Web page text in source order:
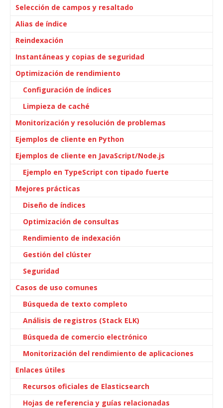
Selección de campos y resaltado
Alias de índice
Reindexación
Instantáneas y copias de seguridad
Optimización de rendimiento
Configuración de índices
Limpieza de caché
Monitorización y resolución de problemas
Ejemplos de cliente en Python
Ejemplos de cliente en JavaScript/Node.js
Ejemplo en TypeScript con tipado fuerte
Mejores prácticas
Diseño de índices
Optimización de consultas
Rendimiento de indexación
Gestión del clúster
Seguridad
Casos de uso comunes
Búsqueda de texto completo
Análisis de registros (Stack ELK)
Búsqueda de comercio electrónico
Monitorización del rendimiento de aplicaciones
Enlaces útiles
Recursos oficiales de Elasticsearch
Hojas de referencia y guías relacionadas